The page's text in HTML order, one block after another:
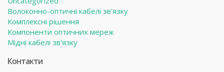
Волоконно-оптичні кабелі зв'язку
Комплексні рішення
Компоненти оптичних мереж
Мідні кабелі зв'язку
Контакти